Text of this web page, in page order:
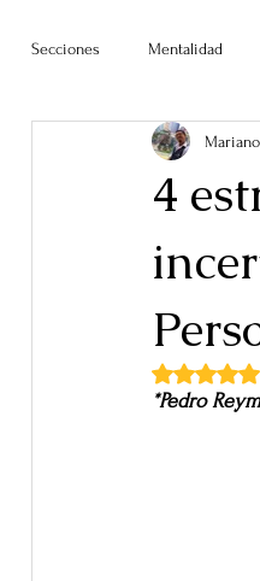
Secciones Mentalidad
4
Obtuvo
*Pedro